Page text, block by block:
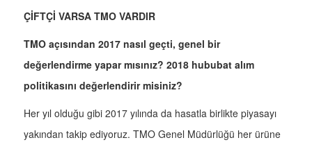
ÇİFTÇİ VARSA TMO VARDIR
TMO açısından 2017 nasıl geçti, genel bir
değerlendirme yapar mısınız? 2018 hububat alım
politikasını değerlendirir misiniz?
Her yıl olduğu gibi 2017 yılında da hasatla birlikte piyasayı
yakından takip ediyoruz. TMO Genel Müdürlüğü her ürüne